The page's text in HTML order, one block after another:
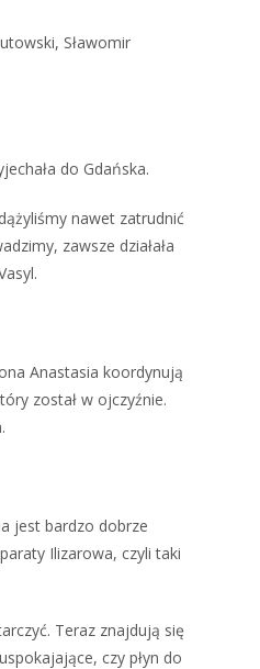
Sławomir
do Gdańska.
nawet zatrudnić
zawsze działała
Anastasia koordynują
został w ojczyźnie.
jest bardzo dobrze
Ilizarowa, czyli taki
Teraz znajdują się
czy płyn do